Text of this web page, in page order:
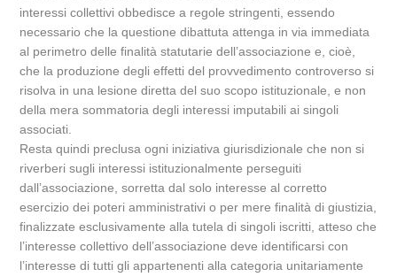
interessi collettivi obbedisce a regole stringenti, essendo
necessario che la questione dibattuta attenga in via immediata
al perimetro delle finalità statutarie dell’associazione e, cioè,
che la produzione degli effetti del provvedimento controverso si
risolva in una lesione diretta del suo scopo istituzionale, e non
della mera sommatoria degli interessi imputabili ai singoli
associati.
Resta quindi preclusa ogni iniziativa giurisdizionale che non si
riverberi sugli interessi istituzionalmente perseguiti
dall’associazione, sorretta dal solo interesse al corretto
esercizio dei poteri amministrativi o per mere finalità di giustizia,
finalizzate esclusivamente alla tutela di singoli iscritti, atteso che
l’interesse collettivo dell’associazione deve identificarsi con
l’interesse di tutti gli appartenenti alla categoria unitariamente